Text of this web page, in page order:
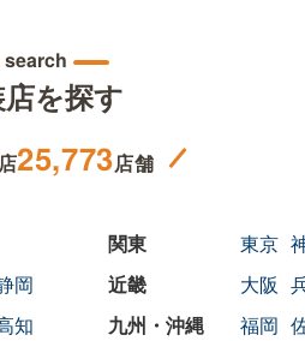
search
を探す
25,773店舗
東京
岡 大阪
知 福岡